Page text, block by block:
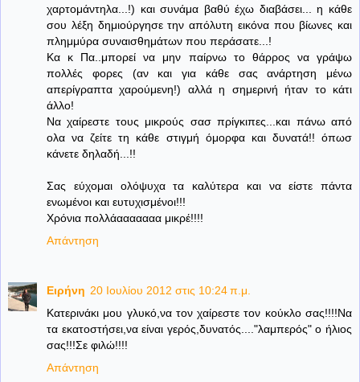
χαρτομάντηλα...!) και συνάμα βαθύ έχω διαβάσει... η κάθε
σου λέξη δημιούργησε την απόλυτη εικόνα που βίωνες και
πλημμύρα συναισθημάτων που περάσατε...!
Κα κ Πα..μπορεί να μην παίρνω το θάρρος να γράψω
πολλές φορες (αν και για κάθε σας ανάρτηση μένω
απερίγραπτα χαρούμενη!) αλλά η σημερινή ήταν το κάτι
άλλο!
Να χαίρεστε τους μικρούς σασ πρίγκιπες...και πάνω από
ολα να ζείτε τη κάθε στιγμή όμορφα και δυνατά!! όπωσ
κάνετε δηλαδή...!!
Σας εύχομαι ολόψυχα τα καλύτερα και να είστε πάντα
ενωμένοι και ευτυχισμένοι!!!
Χρόνια πολλάααααααα μικρέ!!!!
Απάντηση
Ειρήνη 20 Ιουλίου 2012 στις 10:24 π.μ.
Κατερινάκι μου γλυκό,να τον χαίρεστε τον κούκλο σας!!!!Να
τα εκατοστήσει,να είναι γερός,δυνατός...."λαμπερός" ο ήλιος
σας!!!Σε φιλώ!!!!
Απάντηση